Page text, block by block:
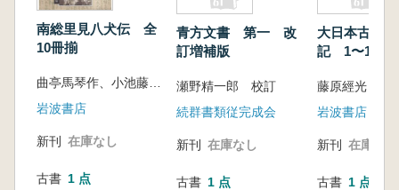
南総里見八犬伝 全
10冊揃
曲亭馬琴作、小池藤五郎校訂
岩波書店
新刊 在庫なし
古書 1 点
青方文書 第一 改
訂増補版
瀬野精一郎 校訂
続群書類従完成会
新刊 在庫なし
古書 1 点
大日本古記
記 1〜10
岩波書店
新刊 在庫なし
古書 1 点